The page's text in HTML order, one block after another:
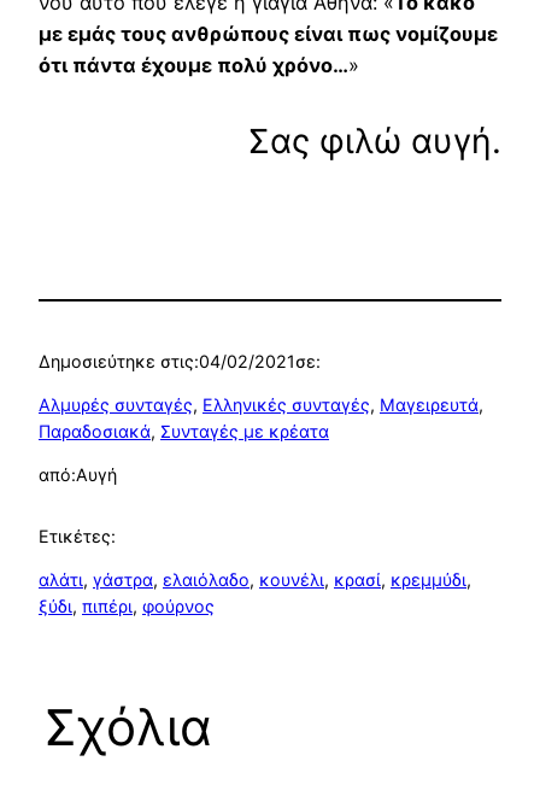
με εμάς τους ανθρώπους είναι πως νομίζουμε
ότι πάντα έχουμε πολύ χρόνο…»
Σας φιλώ αυγή.
Δημοσιεύτηκε στις:04/02/2021σε:
Αλμυρές συνταγές, Ελληνικές συνταγές, Μαγειρευτά
Παραδοσιακά, Συνταγές με κρέατα
από:Αυγή
Ετικέτες:
αλάτι, γάστρα, ελαιόλαδο, κουνέλι, κρασί, κρεμμύδι
ξύδι, πιπέρι, φούρνος
Σχόλια